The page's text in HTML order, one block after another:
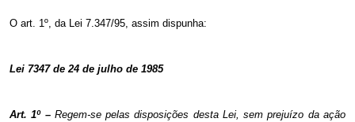
O art. 1º, da Lei 7.347/95, assim dispunha:
Lei 7347 de 24 de julho de 1985
Art. 1º – Regem-se pelas disposições desta Lei, sem prejuízo da ação